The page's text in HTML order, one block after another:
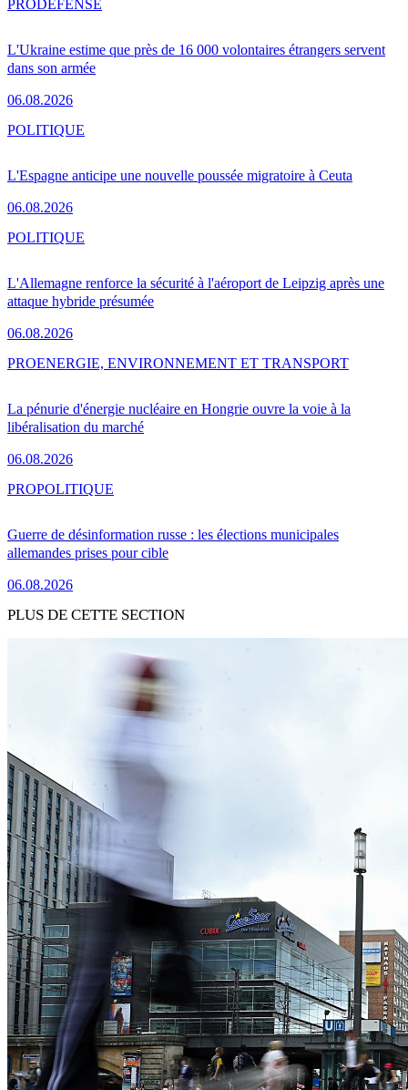
L'Ukraine estime que près de 16 000 volontaires étrangers servent
dans son armée
06.08.2026
PRO DÉFENSE
L'Espagne anticipe une nouvelle poussée migratoire à Ceuta
06.08.2026
POLITIQUE
L'Allemagne renforce la sécurité à l'aéroport de Leipzig après une
attaque hybride présumée
06.08.2026
POLITIQUE
La pénurie d'énergie nucléaire en Hongrie ouvre la voie à la
libéralisation du marché
06.08.2026
PROENERGIE, ENVIRONNEMENT ET TRANSPORT
Guerre de désinformation russe : les élections municipales
allemandes prises pour cible
06.08.2026
PROPOLITIQUE
PLUS DE CETTE SECTION